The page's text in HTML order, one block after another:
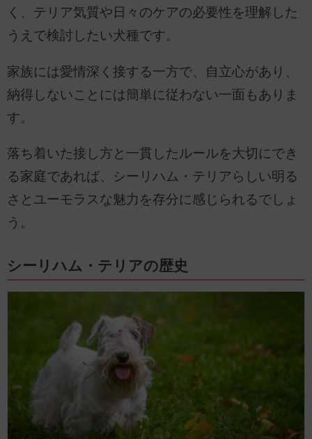
く、テリア気質や日々のケアの必要性を理解した
うえで検討したい犬種です。
家族には愛情深く接する一方で、自立心があり、
納得しないことには簡単に従わない一面もありま
す。
落ち着いた接し方と一貫したルールを大切にでき
る家庭であれば、シーリハム・テリアらしい明る
さとユーモラスな魅力を存分に感じられるでしょ
う。
シーリハム・テリアの歴史